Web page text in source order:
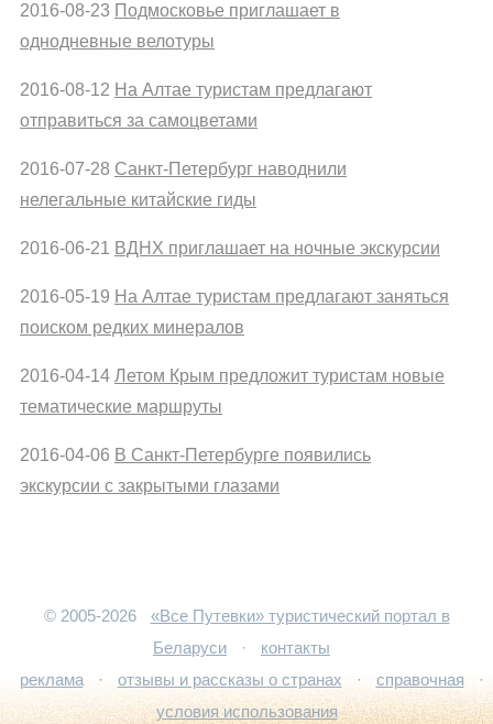
2016-08-23 Подмосковье приглашает в
однодневные велотуры
2016-08-12 На Алтае туристам предлагают
отправиться за самоцветами
2016-07-28 Санкт-Петербург наводнили
нелегальные китайские гиды
2016-06-21 ВДНХ приглашает на ночные экскурсии
2016-05-19 На Алтае туристам предлагают заняться
поиском редких минералов
2016-04-14 Летом Крым предложит туристам новые
тематические маршруты
2016-04-06 В Санкт-Петербурге появились
экскурсии с закрытыми глазами
© 2005-2026
«Все Путевки» туристический портал в
Беларуси
·
контакты
реклама
· отзывы и рассказы о странах · справочная
·
условия использования